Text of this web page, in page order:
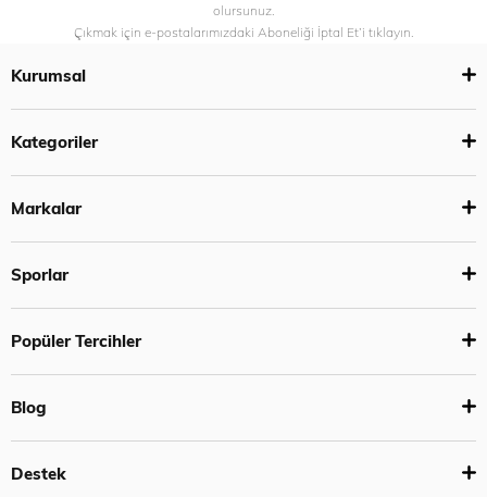
olursunuz.
Çıkmak için e-postalarımızdaki Aboneliği İptal Et’i tıklayın.
Kurumsal
Kategoriler
Markalar
Sporlar
Popüler Tercihler
Blog
Destek